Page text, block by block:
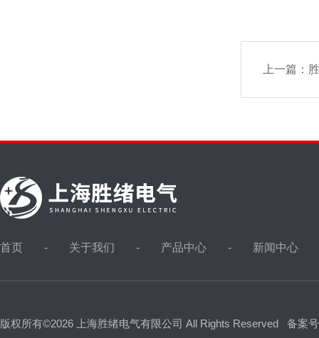
上一篇：
首页 关于我们 产品中心 新闻中心
版权所有©2026 上海胜绪电气有限公司 All Rights Reserved 备案